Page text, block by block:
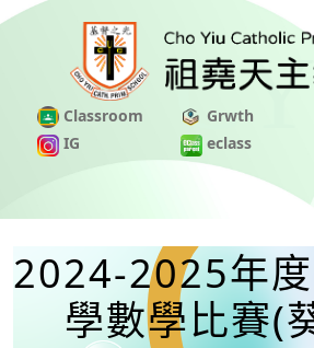
Classroom Grwth
IG
eclass
2024-2025年
學數學比賽(